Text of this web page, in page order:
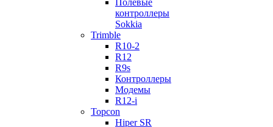
Полевые
контроллеры
Sokkia
Trimble
R10-2
R12
R9s
Контроллеры
Модемы
R12-i
Topcon
Hiper SR